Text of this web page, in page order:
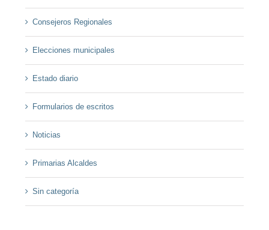
Consejeros Regionales
Elecciones municipales
Estado diario
Formularios de escritos
Noticias
Primarias Alcaldes
Sin categoría